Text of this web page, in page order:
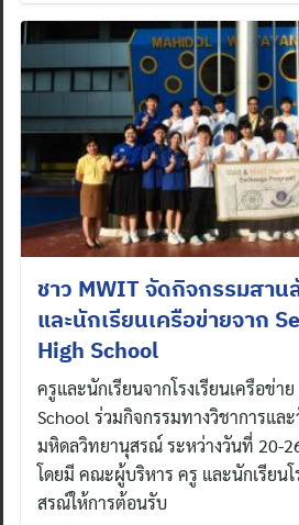
ชาว MWIT จัดกิจกรรมสา
และนักเรียนเครือข่ายจาก
High School
ครูและนักเรียนจากโรงเรียนเครือข่า
School ร่วมกิจกรรมทางวิชาการแล
มหิดลวิทยานุสรณ์ ระหว่างวันที่ 20-
โดยมี คณะผู้บริหาร ครู และนักเรียน
สรณ์ให้การต้อนรับ